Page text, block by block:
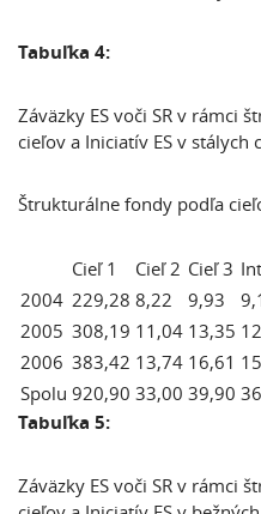
Tabuľka 4:
Záväzky ES voči SR v rámci
cieľov a Iniciatív ES v stálych
Štrukturálne fondy podľa
Cieľ 1 Cieľ 2 Cieľ 3
2004 229,28 8,22 9,93
2005 308,19 11,04 13,35
2006 383,42 13,74 16,61
Spolu 920,90 33,00 39,90
Tabuľka 5:
Záväzky ES voči SR v rámci